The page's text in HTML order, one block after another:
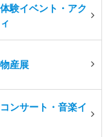
体験イベント・アク
物産展
コンサート・音楽イ